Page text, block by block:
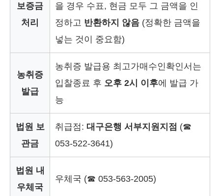
보증금
처리
을 경우 수표, 현금 모두 그 금액을 인
정하고 반환하지 않음 (정확한 금액을
넣는 것이 중요함)
농취증
발급
농취증 발급용 최고가매수인확인서는
입찰종료 후 오후 2시 이후에 발급 가
능
법원 보
관금
취급점: 대구은행 서부지원지점 (☎
053-522-3641)
법원 내
우체국
우체국 (☎ 053-563-2005)